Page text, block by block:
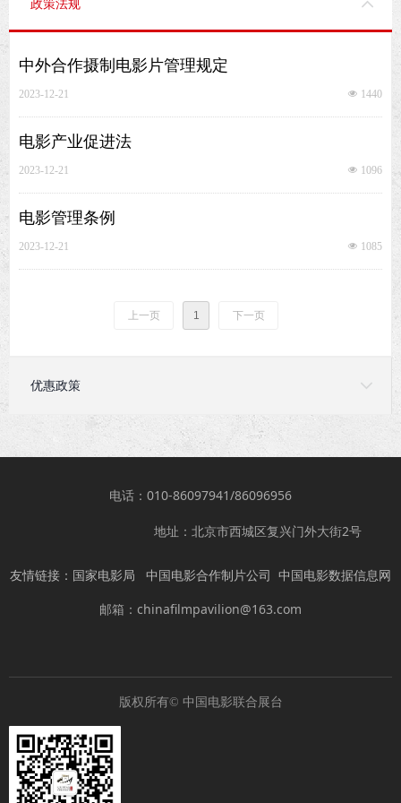
政策法规
中外合作摄制电影片管理规定
넶 1440
2023-12-21
电影产业促进法
넶 1096
2023-12-21
电影管理条例
넶 1085
2023-12-21
上一页 1 下一页
优惠政策
版权所有© 中国电影联合展台
友情链接： 国家电影局 中国电影合作制片公司 中国电影数据信息网
电话：010-86097941/86096956
邮箱：chinafilmpavilion@163.com
地址：北京市西城区复兴门外大街2号